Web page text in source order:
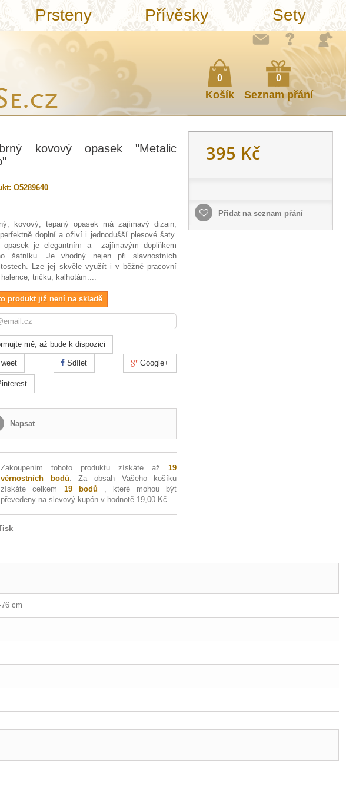
0
Košík
Prsteny Přívěsky Sety
0
Seznam přání
kovový opasek "Metalic
O5289640
kovový, tepaný opasek má zajímavý dizain,
doplní a oživí i jednodušší plesové šaty.
opasek je elegantním a zajímavým doplňkem
šatníku. Je vhodný nejen při slavnostních
Lze jej skvěle využít i v běžné pracovní
tričku, kalhotám....
produkt již není na skladě
mě, až bude k dispozici
Sdílet Google+
Napsat
Zakoupením tohoto produktu získáte až19
věrnostních bodů. Za obsah Vašeho košíku
získáte celkem 19bodů , které mohou být
převedeny na slevový kupón v hodnotě 19,00 Kč.
395 Kč
Přidat na seznam přání
cm